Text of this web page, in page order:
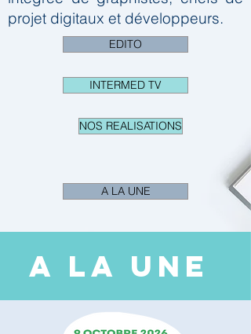
projet digitaux et développeurs.
EDITO
INTERMED TV
NOS REALISATIONS
A LA UNE
A LA UNE